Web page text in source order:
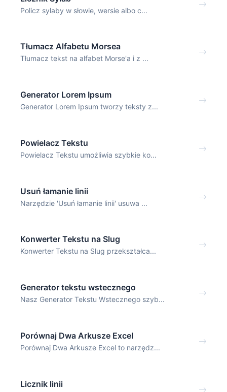
Policz sylaby w słowie, wersie albo c...
Tłumacz Alfabetu Morsea
Tłumacz tekst na alfabet Morse'a i z ...
Generator Lorem Ipsum
Generator Lorem Ipsum tworzy teksty z...
Powielacz Tekstu
Powielacz Tekstu umożliwia szybkie ko...
Usuń łamanie linii
Narzędzie 'Usuń łamanie linii' usuwa ...
Konwerter Tekstu na Slug
Konwerter Tekstu na Slug przekształca...
Generator tekstu wstecznego
Nasz Generator Tekstu Wstecznego szyb...
Porównaj Dwa Arkusze Excel
Porównaj Dwa Arkusze Excel to narzędz...
Licznik linii